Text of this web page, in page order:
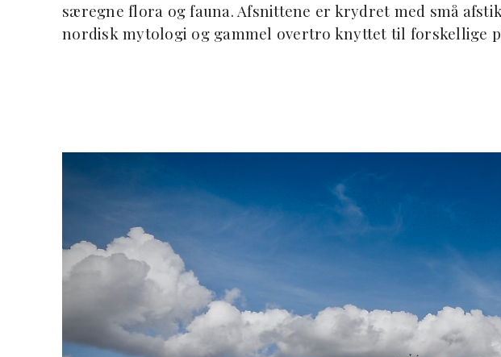
særegne flora og fauna. Afsnittene er krydret med små
nordisk mytologi og gammel overtro knyttet til forskellige